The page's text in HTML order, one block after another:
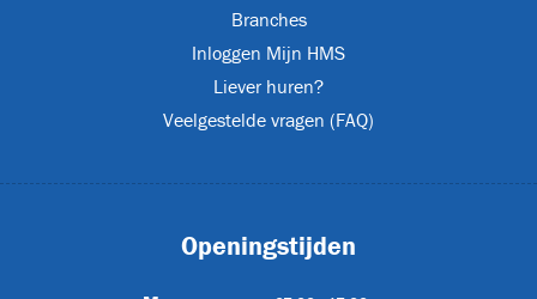
Branches
Inloggen Mijn HMS
Liever huren?
Veelgestelde vragen (FAQ)
Openingstijden